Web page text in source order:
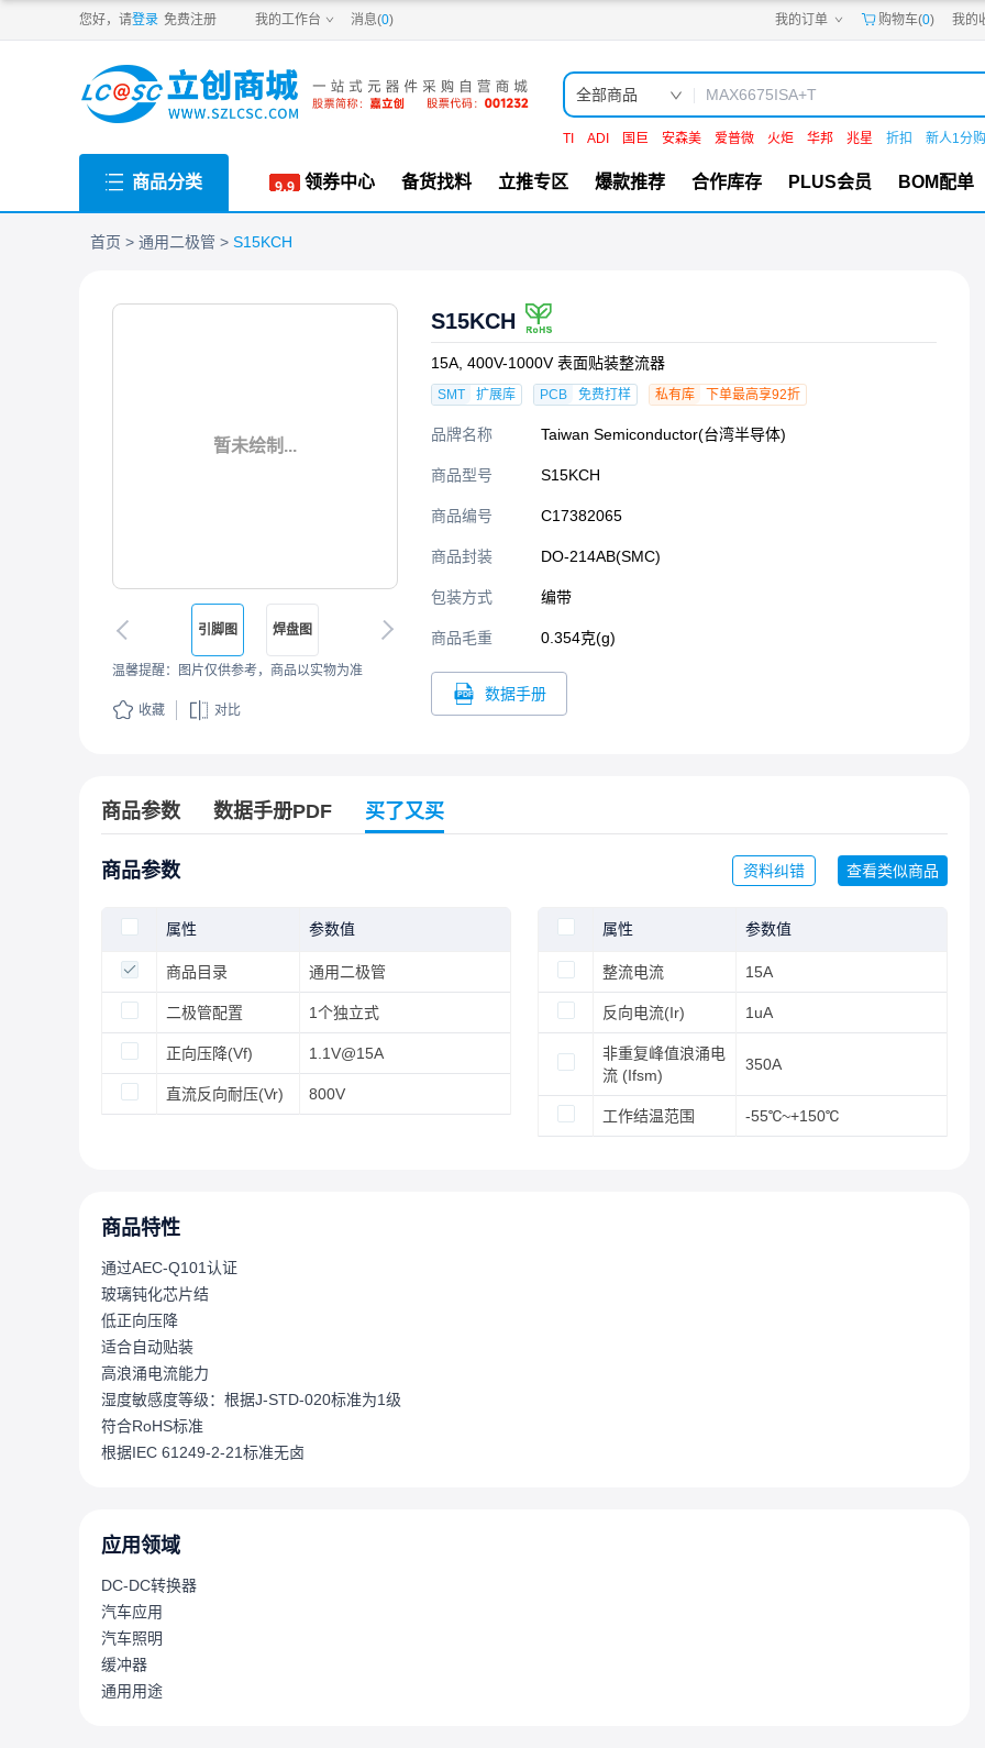
您好，请登录 免费注册 我的工作台 消息(0) 我的订单 购物车(0) 我的
嘉立创PCB
嘉立创FA
机电工坊
全部商品
TI ADI 国巨 安森美 爱普微 火炬 华邦 兆星 折扣 新人1分购
商品分类 领券中心 备货找料 立推专区 爆款推荐 合作库存 PLUS会员 BOM配单
首页 通用二极管 S15KCH
暂未绘制...
引脚图 焊盘图
温馨提醒：图片仅供参考，商品以实物为准
收藏 对比
S15KCH
15A, 400V-1000V 表面贴装整流器
SMT 扩展库 PCB 免费打样 私有库 下单最高享92折
品牌名称 Taiwan Semiconductor(台湾半导体)
商品型号 S15KCH
商品编号 C17382065
商品封装 DO-214AB(SMC)​
包装方式 编带
商品毛重 0.354克(g)
数据手册
商品参数 数据手册PDF 买了又买
商品参数 资料纠错 查看类似商品
属性 参数值
商品目录 通用二极管
二极管配置 1个独立式
正向压降(Vf) 1.1V@15A
直流反向耐压(Vr) 800V
属性 参数值
整流电流 15A
反向电流(Ir) 1uA
非重复峰值浪涌电
流 (Ifsm)
350A
工作结温范围 -55℃~+150℃
商品特性
通过AEC-Q101认证
玻璃钝化芯片结
低正向压降
适合自动贴装
高浪涌电流能力
湿度敏感度等级：根据J-STD-020标准为1级
符合RoHS标准
根据IEC 61249-2-21标准无卤
应用领域
DC-DC转换器
汽车应用
汽车照明
缓冲器
通用用途